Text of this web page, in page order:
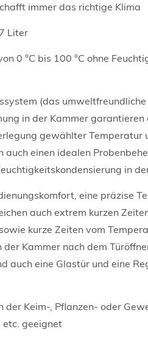
immer das richtige Klima
Liter
0 °C bis 100 °C ohne
(das
in der Kammer garantieren
gewählter Temperatur
auch einen idealen
in
eine präzise
auch extrem kurzen
kurze Zeiten vom
Kammer nach dem
auch eine Glastür und eine
der Keim-, Pflanzen- oder
geeignet